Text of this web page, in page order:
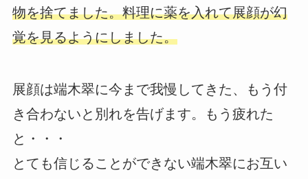
物を捨てました。料理に薬を入れて展顔が幻
覚を見るようにしました。
展顔は端木翠に今まで我慢してきた、もう付
き合わないと別れを告げます。もう疲れた
と・・・
とても信じることができない端木翠にお互い